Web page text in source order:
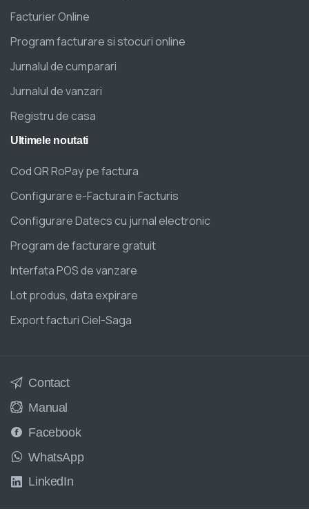
Facturier Online
Program facturare si stocuri online
Jurnalul de cumparari
Jurnalul de vanzari
Registru de casa
Ultimele noutati
Cod QR RoPay pe factura
Configurare e-Factura in Facturis
Configurare Datecs cu jurnal electronic
Program de facturare gratuit
Interfata POS de vanzare
Lot produs, data expirare
Export facturi Ciel-Saga
Contact
Manual
Facebook
WhatsApp
LinkedIn